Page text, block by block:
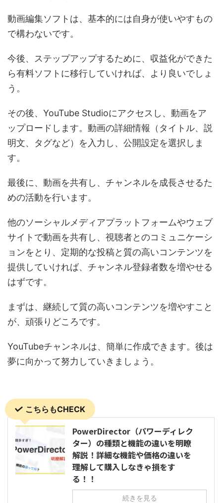
動画編集ソフトは、基本的には自身が使いやすもの
で構わないです。
今後、ステップアップするために、収益化ができた
ら有料ソフトに移行していければ、より良いでしょ
う。
その後、YouTube Studioにアクセスし、動画をア
ップロードします。動画の詳細情報（タイトル、説
明文、タグなど）を入力し、公開設定を選択しま
す。
最後に、動画を共有し、チャンネルを成長させるた
めの活動を行います。
他のソーシャルメディアプラットフォームやウェブ
サイトで動画を共有し、視聴者とのコミュニケーシ
ョンをとり、定期的な投稿と質の高いコンテンツを
提供していければ、チャンネル登録者数を増やせる
はずです。
まずは、継続して質の高いコンテンツを増やすこと
が、頑張りどころです。
YouTubeチャンネルは、簡単に作成できます。後は
夢に向かって努力していきましょう。
こちらもCHECK
PowerDirector（パワーディレク
ター）の種類と機能の違いを明瞭
解説！詳細な機能や価格の違いを
理解して購入しなきゃ損をす
る！！
続きを見る